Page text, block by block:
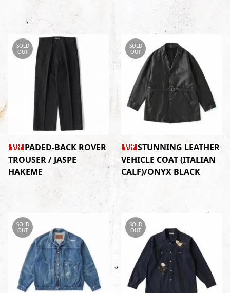
PADED-BACK ROVER
TROUSER / JASPE
HAKEME
SOLD
OUT
STUNNING LEATHER
VEHICLE COAT (ITALIAN
CALF)/ONYX BLACK
SOLD
OUT
SOLD
OUT
SOLD
OUT